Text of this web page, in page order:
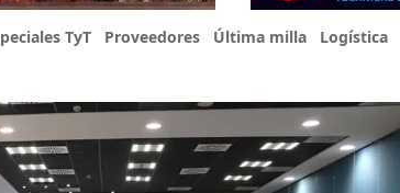
TyT Proveedores Última milla Logística